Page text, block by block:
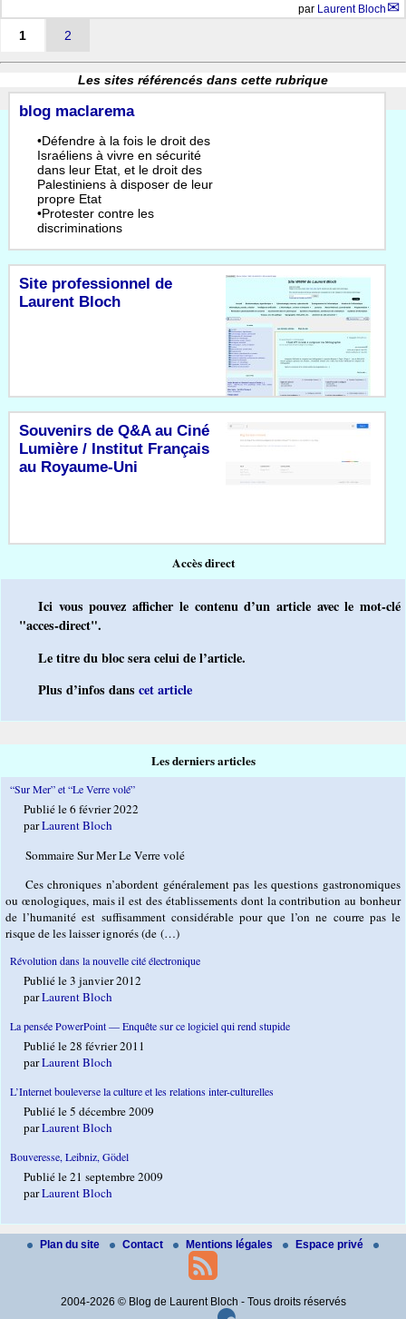
par Laurent Bloch
1 2
Les sites référencés dans cette rubrique
blog maclarema
•Défendre à la fois le droit des
Israéliens à vivre en sécurité
dans leur Etat, et le droit des
Palestiniens à disposer de leur
propre Etat
•Protester contre les
discriminations
Site professionnel de
Laurent Bloch
Souvenirs de Q&A au Ciné
Lumière / Institut Français
au Royaume-Uni
Accès direct
Ici vous pouvez afficher le contenu d’un article avec le mot-clé
"acces-direct".
Le titre du bloc sera celui de l’article.
Plus d’infos danscet article
Les derniers articles
“Sur Mer” et “Le Verre volé”
Publié le 6 février 2022
parLaurent Bloch
Sommaire Sur Mer Le Verre volé
Ces chroniques n’abordent généralement pas les questions gastronomiques
ou œnologiques, mais il est des établissements dont la contribution au bonheur
de l’humanité est suffisamment considérable pour que l’on ne courre pas le
risque de les laisser ignorés (de (…)
Révolution dans la nouvelle cité électronique
Publié le 3 janvier 2012
parLaurent Bloch
La pensée PowerPoint — Enquête sur ce logiciel qui rend stupide
Publié le 28 février 2011
parLaurent Bloch
L’Internet bouleverse la culture et les relations inter-culturelles
Publié le 5 décembre 2009
parLaurent Bloch
Bouveresse, Leibniz, Gödel
Publié le 21 septembre 2009
parLaurent Bloch
Plan du site Contact Mentions légales Espace privé
2004-2026 © Blog de Laurent Bloch - Tous droits réservés